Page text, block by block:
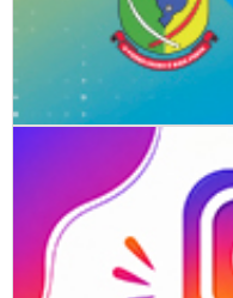
09/08/2026 | 07:00
Executivos da WEG
BALNEÁRIO
06/08/2026 | 10:05
Aluna da EB José
de Jiu Jitsu
06/08/2026 | 10:06
Voluntários da Cozinha
participaram de
alimentos